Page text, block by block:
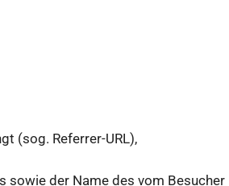
Referrer-URL),
der Name des vom Besucher